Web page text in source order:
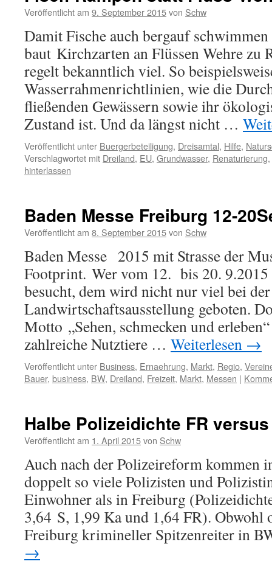
Veröffentlicht am 9. September 2015von Schw
Damit Fische auch bergauf
baut Kirchzarten an Flüssen Wehre zu
regelt bekanntlich viel. So
Wasserrahmenrichtlinien, wie die
fließenden Gewässern sowie ihr
Zustand ist. Und da längst nicht …
Veröffentlicht unter Buergerbeteiligung, Dreisamtal, Hilfe,
Verschlagwortet mit Dreiland, EU, Grundwasser, Renaturierung,
hinterlassen
Baden Messe Freiburg 12-
Veröffentlicht am 8. September 2015von Schw
Baden Messe 2015 mit Strasse der
Footprint. Wer vom 12. bis 20. 9.2015
besucht, dem wird nicht nur viel bei
Landwirtschaftsausstellung geboten.
Motto „Sehen, schmecken und
zahlreiche Nutztiere … Weiterlesen →
Veröffentlicht unter Business, Ernaehrung, Markt, Regio,
Bauer, business, BW, Dreiland, Freizeit, Markt, Messen |
Halbe Polizeidichte FR
Veröffentlicht am 1. April 2015von Schw
Auch nach der Polizeireform kommen
doppelt so viele Polizisten und
Einwohner als in Freiburg
3,64 S, 1,99 Ka und 1,64 FR). Obwohl
Freiburg krimineller Spitzenreiter in
→